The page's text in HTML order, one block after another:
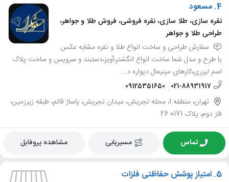
4. مسعود
نقره سازی، طلا سازی، نقره فروشی، فروش طلا و جواهر،
طراحی طلا و جواهر
سفارش طراحی و ساخت انواع طلا و نقره مشابه عکس
یا طرح و مدل شما ساخت انواع انگشتر،آویز،دستبند و سرویس و ساخت پلاک
اسم لیزری،کارهای مینیمال دیواره د...
021-88931917
09125351650
تهران، منطقه 1، محله تجریش، میدان تجریش، پاساژ قائم، طبقه زیرزمین،
فاز دوم، پلاک 0171 26
تماس مسیریابی مشاهده پروفایل
5. امتیاز پوشش حفاظتی فلزات